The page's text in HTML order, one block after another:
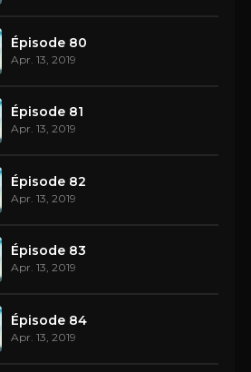
Épisode 80
Apr. 13, 2019
Épisode 81
Apr. 13, 2019
Épisode 82
Apr. 13, 2019
Épisode 83
Apr. 13, 2019
Épisode 84
Apr. 13, 2019